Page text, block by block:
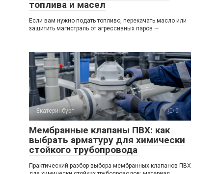
топлива и масел
Если вам нужно подать топливо, перекачать масло или
защитить магистраль от агрессивных паров —
Екатеринбург 0
Мембранные клапаны ПВХ: как
выбрать арматуру для химически
стойкого трубопровода
Практический разбор выбора мембранных клапанов ПВХ